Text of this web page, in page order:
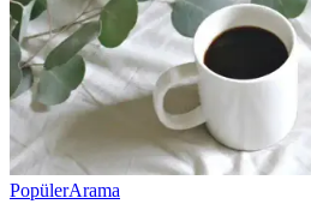
PopülerArama